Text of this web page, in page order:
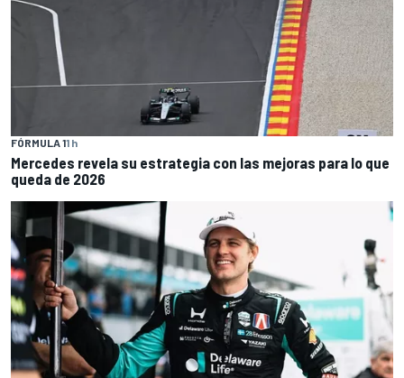
FÓRMULA 11 h
Mercedes revela su estrategia con las mejoras para lo que
queda de 2026